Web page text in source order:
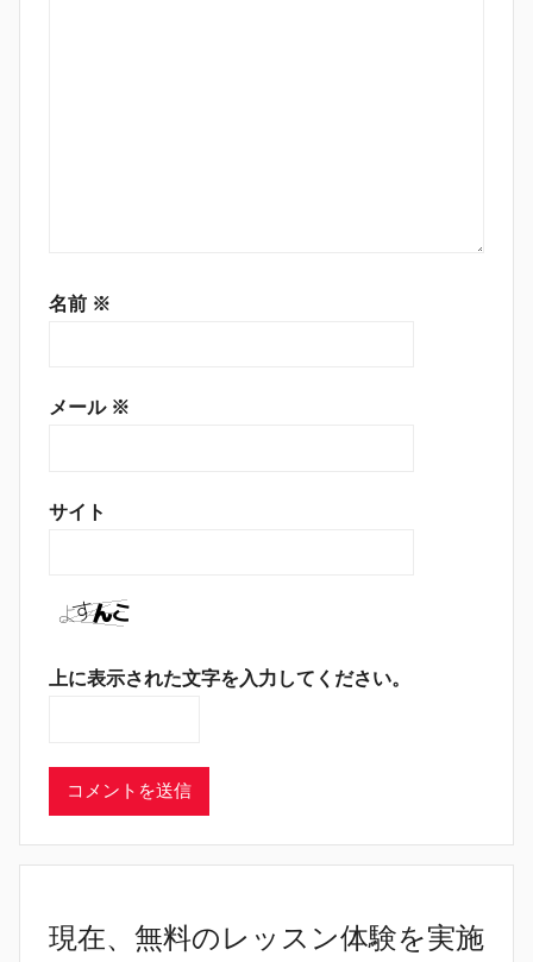
名前 ※
メール ※
サイト
上に表示された文字を入力してください。
現在、無料のレッスン体験を実施